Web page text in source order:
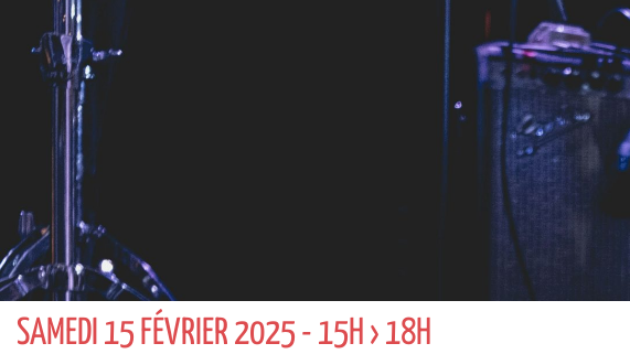
SAMEDI 15 FÉVRIER 2025 - 15H › 18H